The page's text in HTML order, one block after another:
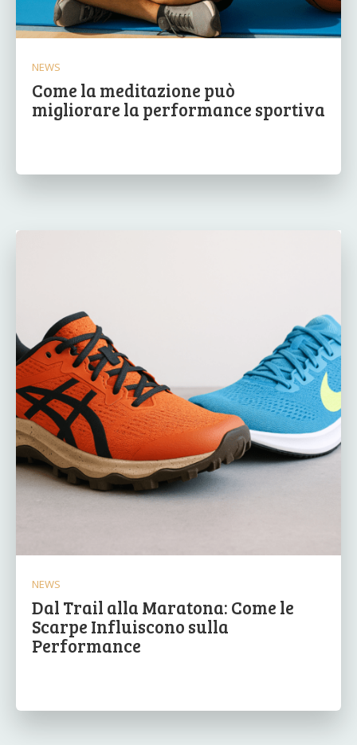
NEWS
Come la meditazione può
migliorare la performance sportiva
NEWS
Dal Trail alla Maratona: Come le
Scarpe Influiscono sulla
Performance